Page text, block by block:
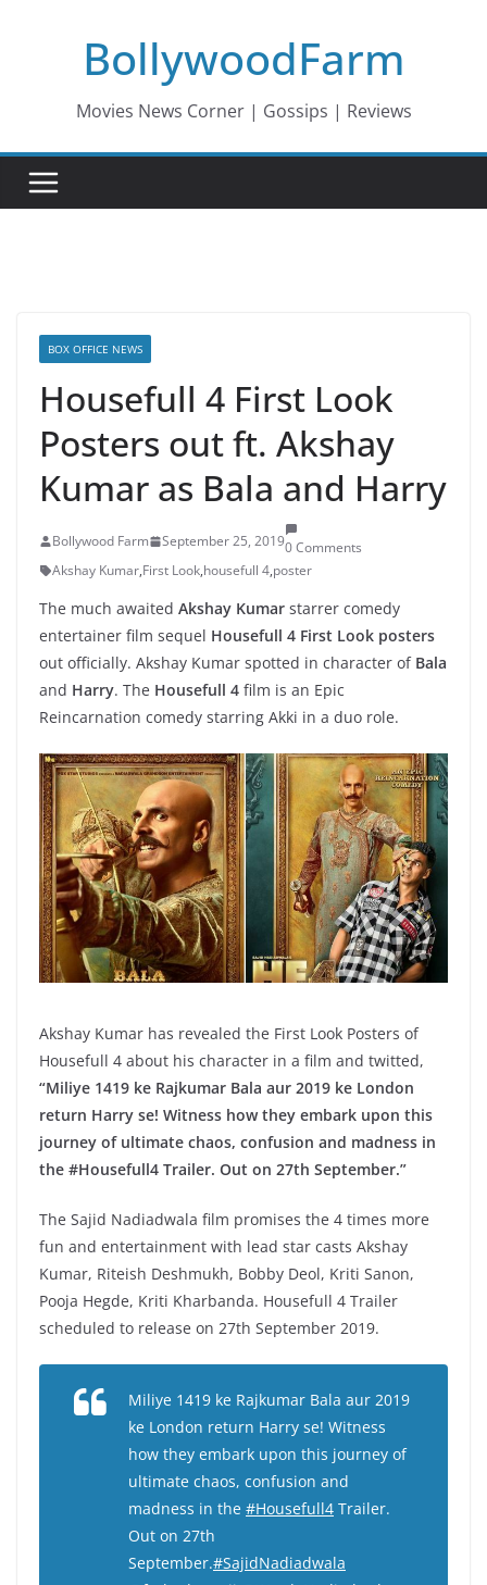
BollywoodFarm
Movies News Corner | Gossips | Reviews
BOX OFFICE NEWS
Housefull 4 First Look
Posters out ft. Akshay
Kumar as Bala and Harry
Bollywood Farm September 25, 20190 Comments
Akshay Kumar,First Look,housefull 4,poster
The much awaited Akshay Kumar starrer comedy
entertainer film sequel Housefull 4 First Look posters
out officially. Akshay Kumar spotted in character of Bala
and Harry. The Housefull 4 film is an Epic
Reincarnation comedy starring Akki in a duo role.
Akshay Kumar has revealed the First Look Posters of
Housefull 4 about his character in a film and twitted,
“Miliye 1419 ke Rajkumar Bala aur 2019 ke London
return Harry se! Witness how they embark upon this
journey of ultimate chaos, confusion and madness in
the #Housefull4 Trailer. Out on 27th September.”
The Sajid Nadiadwala film promises the 4 times more
fun and entertainment with lead star casts Akshay
Kumar, Riteish Deshmukh, Bobby Deol, Kriti Sanon,
Pooja Hegde, Kriti Kharbanda. Housefull 4 Trailer
scheduled to release on 27th September 2019.
Miliye 1419 ke Rajkumar Bala aur 2019
ke London return Harry se! Witness
how they embark upon this journey of
ultimate chaos, confusion and
madness in the #Housefull4 Trailer.
Out on 27th
September.#SajidNadiadwala